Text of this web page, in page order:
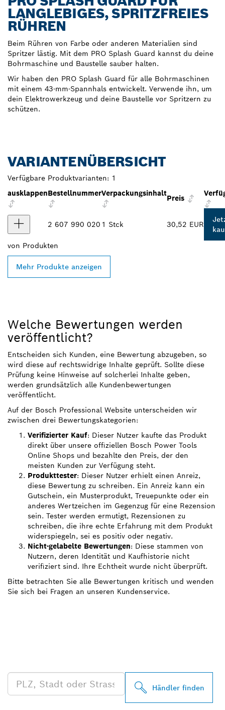
LANGLEBIGES, SPRITZFREIES
RÜHREN
Beim Rühren von Farbe oder anderen Materialien sind
Spritzer lästig. Mit dem PRO Splash Guard kannst du deine
Bohrmaschine und Baustelle sauber halten.
Wir haben den PRO Splash Guard für alle Bohrmaschinen
mit einem 43-mm-Spannhals entwickelt. Verwende ihn, um
dein Elektrowerkzeug und deine Baustelle vor Spritzern zu
schützen.
VARIANTENÜBERSICHT
Verfügbare Produktvarianten: 1
ausklappenBestellnummerVerpackungsinhalt
Preis
2 607 990 020 1 Stck 30,52 EUR
von Produkten
Mehr Produkte anzeigen
Welche Bewertungen werden
veröffentlicht?
Entscheiden sich Kunden, eine Bewertung abzugeben, so
wird diese auf rechtswidrige Inhalte geprüft. Sollte diese
Prüfung keine Hinweise auf solcherlei Inhalte geben,
werden grundsätzlich alle Kundenbewertungen
veröffentlicht.
Auf der Bosch Professional Website unterscheiden wir
zwischen drei Bewertungskategorien:
Verifizierter Kauf: Dieser Nutzer kaufte das Produkt
direkt über unsere offiziellen Bosch Power Tools
Online Shops und bezahlte den Preis, der den
meisten Kunden zur Verfügung steht.
Produkttester: Dieser Nutzer erhielt einen Anreiz,
diese Bewertung zu schreiben. Ein Anreiz kann ein
Gutschein, ein Musterprodukt, Treuepunkte oder ein
anderes Wertzeichen im Gegenzug für eine Rezension
sein. Tester werden ermutigt, Rezensionen zu
schreiben, die ihre echte Erfahrung mit dem Produkt
widerspiegeln, sei es positiv oder negativ.
Nicht-gelabelte Bewertungen: Diese stammen von
Nutzern, deren Identität und Kaufhistorie nicht
verifiziert sind. Ihre Echtheit wurde nicht überprüft.
Bitte betrachten Sie alle Bewertungen kritisch und wenden
Sie sich bei Fragen an unseren Kundenservice.
Händler finden